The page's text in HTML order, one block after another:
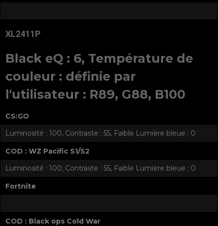
XL2411P
Black eQ : 6, Température de
couleur : définie par
l'utilisateur : R89, G88, B100
CS:GO
Luminosité : 100, Contraste : 55, Faible Lumière bleue : 0
COD : WZ Pacific S1/S2
Luminosité : 100, Contraste : 55, Faible Lumière bleue : 0
Fortnite
COD : Black ops Cold War